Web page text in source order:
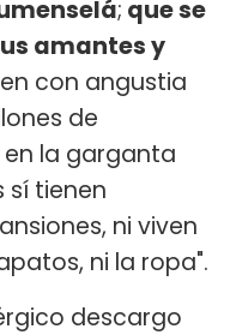
; que se
amantes y
con angustia
de
la garganta
sí tienen
ni viven
ni la ropa".
descargo